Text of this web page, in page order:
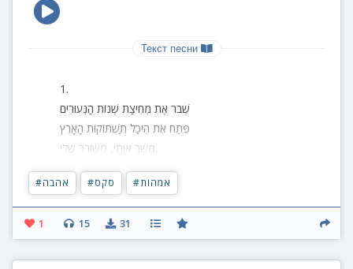
Текст песни
1.
שְׁבֹר אֶת מְחִיצַת שְׁנוֹת הַנְּעוּרִים
פְּתַח אֶת הֵיכַל תַּשְׁתּוֹקוֹת הָאָרֶץ
לִמְצוּלוֹת רֶשֶׁת כְּאֵב מִתְפָּרֶצֶת
הִגִּיעַ הַזְּמַן לִשְׁכֹּחַ תְּמִימוּת
לִטְעֹם דְּבַשׁ אַהֲבָה לוֹהֵט
#אהבה #סקס #אמהות
1 15 31